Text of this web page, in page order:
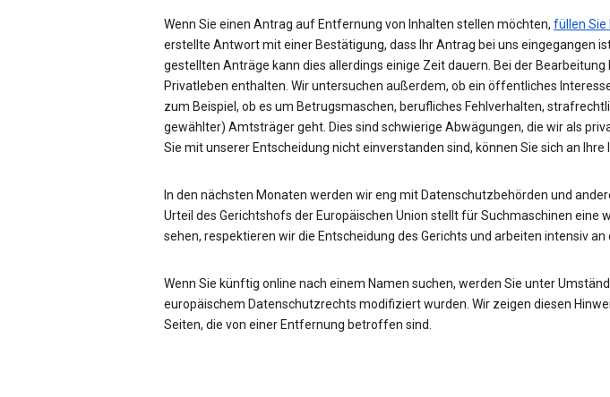
Wenn Sie einen Antrag auf Entfernung von Inhalten stellen möchten, füllen Sie
erstellte Antwort mit einer Bestätigung, dass Ihr Antrag bei uns eingegangen
gestellten Anträge kann dies allerdings einige Zeit dauern. Bei der
Privatleben enthalten. Wir untersuchen außerdem, ob ein öffentliches
zum Beispiel, ob es um Betrugsmaschen, berufliches Fehlverhalten,
gewählter) Amtsträger geht. Dies sind schwierige Abwägungen, die wir als
Sie mit unserer Entscheidung nicht einverstanden sind, können Sie sich an
In den nächsten Monaten werden wir eng mit Datenschutzbehörden und
Urteil des Gerichtshofs der Europäischen Union stellt für Suchmaschinen
sehen, respektieren wir die Entscheidung des Gerichts und arbeiten intensiv
Wenn Sie künftig online nach einem Namen suchen, werden Sie unter
europäischem Datenschutzrechts modifiziert wurden. Wir zeigen diesen
Seiten, die von einer Entfernung betroffen sind.